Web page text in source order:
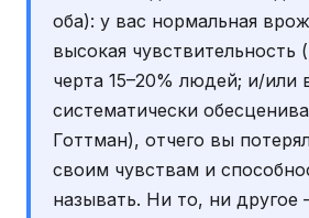
оба): у вас нормальная
высокая
черта 15–20% людей; и/или
систематически
Готтман), отчего вы
своим чувствам и
называть. Ни то, ни